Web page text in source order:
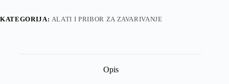
KATEGORIJA: ALATI I PRIBOR ZA ZAVARIVANJE
Opis